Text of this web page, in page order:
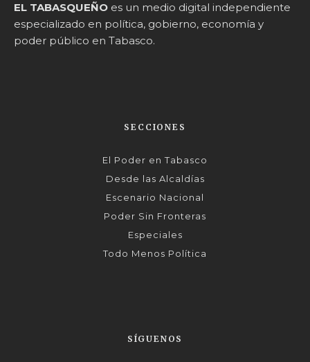
EL TABASQUEÑO es un medio digital independiente
especializado en política, gobierno, economía y
poder público en Tabasco.
SECCIONES
El Poder en Tabasco
Desde las Alcaldías
Escenario Nacional
Poder Sin Fronteras
Especiales
Todo Menos Política
SÍGUENOS